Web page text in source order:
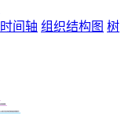
时间轴 组织结构图 树